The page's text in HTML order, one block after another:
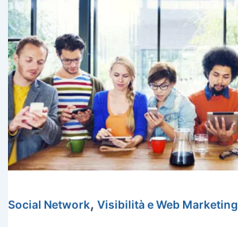
Social Network, Visibilità e Web Marketing